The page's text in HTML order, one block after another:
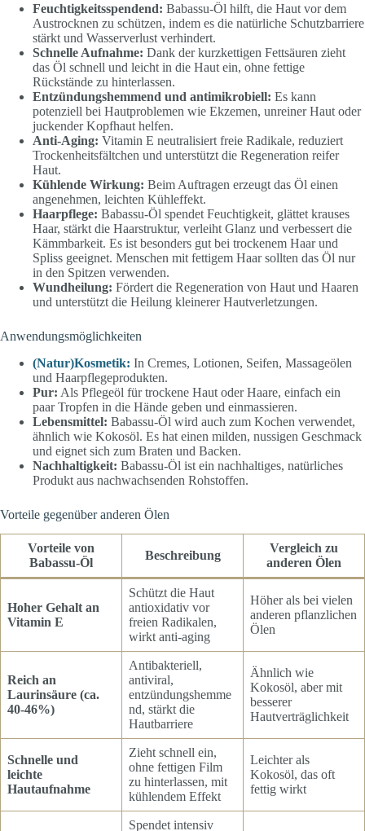
Feuchtigkeitsspendend: Babassu-Öl hilft, die Haut vor dem
Austrocknen zu schützen, indem es die natürliche Schutzbarriere
stärkt und Wasserverlust verhindert.
Schnelle Aufnahme: Dank der kurzkettigen Fettsäuren zieht
das Öl schnell und leicht in die Haut ein, ohne fettige
Rückstände zu hinterlassen.
Entzündungshemmend und antimikrobiell: Es kann
potenziell bei Hautproblemen wie Ekzemen, unreiner Haut oder
juckender Kopfhaut helfen.
Anti-Aging: Vitamin E neutralisiert freie Radikale, reduziert
Trockenheitsfältchen und unterstützt die Regeneration reifer
Haut.
Kühlende Wirkung: Beim Auftragen erzeugt das Öl einen
angenehmen, leichten Kühleffekt.
Haarpflege: Babassu-Öl spendet Feuchtigkeit, glättet krauses
Haar, stärkt die Haarstruktur, verleiht Glanz und verbessert die
Kämmbarkeit. Es ist besonders gut bei trockenem Haar und
Spliss geeignet. Menschen mit fettigem Haar sollten das Öl nur
in den Spitzen verwenden.
Wundheilung: Fördert die Regeneration von Haut und Haaren
und unterstützt die Heilung kleinerer Hautverletzungen.
Anwendungsmöglichkeiten
(Natur)Kosmetik: In Cremes, Lotionen, Seifen, Massageölen
und Haarpflegeprodukten.
Pur: Als Pflegeöl für trockene Haut oder Haare, einfach ein
paar Tropfen in die Hände geben und einmassieren.
Lebensmittel: Babassu-Öl wird auch zum Kochen verwendet,
ähnlich wie Kokosöl. Es hat einen milden, nussigen Geschmack
und eignet sich zum Braten und Backen.
Nachhaltigkeit: Babassu-Öl ist ein nachhaltiges, natürliches
Produkt aus nachwachsenden Rohstoffen.
Vorteile gegenüber anderen Ölen
Vorteile von
Babassu-Öl
Beschreibung
Vergleich zu
anderen Ölen
Hoher Gehalt an
Vitamin E
Schützt die Haut
antioxidativ vor
freien Radikalen,
wirkt anti-aging
Höher als bei vielen
anderen pflanzlichen
Ölen
Reich an
Laurinsäure (ca.
40-46%)
Antibakteriell,
antiviral,
entzündungshemme
nd, stärkt die
Hautbarriere
Ähnlich wie
Kokosöl, aber mit
besserer
Hautverträglichkeit
Schnelle und
leichte
Hautaufnahme
Zieht schnell ein,
ohne fettigen Film
zu hinterlassen, mit
kühlendem Effekt
Leichter als
Kokosöl, das oft
fettig wirkt
Spendet intensiv